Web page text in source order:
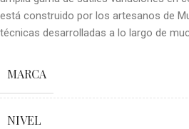
está construido por los artesanos de
técnicas desarrolladas a lo largo de
MARCA
NIVEL